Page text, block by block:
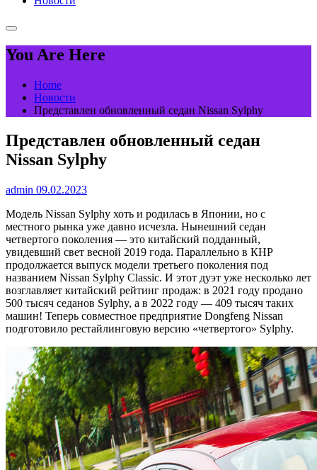
You Are Here
Home
Новости
Представлен обновленный седан Nissan Sylphy
Представлен обновленный седан
Nissan Sylphy
admin 09.02.2023
Модель Nissan Sylphy хоть и родилась в Японии, но с
местного рынка уже давно исчезла. Нынешний седан
четвертого поколения — это китайский подданный,
увидевший свет весной 2019 года. Параллельно в КНР
продолжается выпуск модели третьего поколения под
названием Nissan Sylphy Classic. И этот дуэт уже несколько лет
возглавляет китайский рейтинг продаж: в 2021 году продано
500 тысяч седанов Sylphy, а в 2022 году — 409 тысяч таких
машин! Теперь совместное предприятие Dongfeng Nissan
подготовило рестайлинговую версию «четвертого» Sylphy.